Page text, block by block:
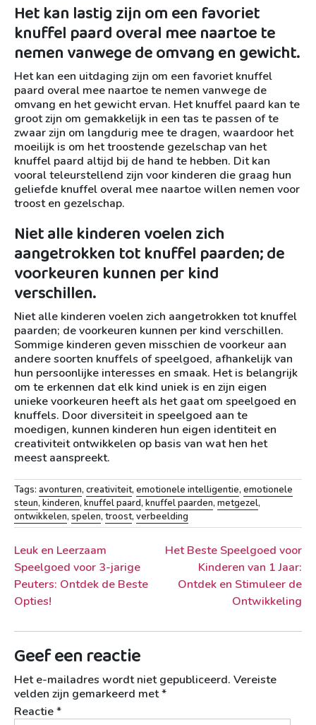
Het kan lastig zijn om een favoriet
knuffel paard overal mee naartoe te
nemen vanwege de omvang en gewicht.
Het kan een uitdaging zijn om een favoriet knuffel
paard overal mee naartoe te nemen vanwege de
omvang en het gewicht ervan. Het knuffel paard kan te
groot zijn om gemakkelijk in een tas te passen of te
zwaar zijn om langdurig mee te dragen, waardoor het
moeilijk is om het troostende gezelschap van het
knuffel paard altijd bij de hand te hebben. Dit kan
vooral teleurstellend zijn voor kinderen die graag hun
geliefde knuffel overal mee naartoe willen nemen voor
troost en gezelschap.
Niet alle kinderen voelen zich
aangetrokken tot knuffel paarden; de
voorkeuren kunnen per kind
verschillen.
Niet alle kinderen voelen zich aangetrokken tot knuffel
paarden; de voorkeuren kunnen per kind verschillen.
Sommige kinderen geven misschien de voorkeur aan
andere soorten knuffels of speelgoed, afhankelijk van
hun persoonlijke interesses en smaak. Het is belangrijk
om te erkennen dat elk kind uniek is en zijn eigen
unieke voorkeuren heeft als het gaat om speelgoed en
knuffels. Door diversiteit in speelgoed aan te
moedigen, kunnen kinderen hun eigen identiteit en
creativiteit ontwikkelen op basis van wat hen het
meest aanspreekt.
Tags: avonturen, creativiteit, emotionele intelligentie, emotionele
steun, kinderen, knuffel paard, knuffel paarden, metgezel,
ontwikkelen, spelen, troost, verbeelding
Berichtnavigatie
Leuk en Leerzaam
Speelgoed voor 3-jarige
Peuters: Ontdek de Beste
Opties!
Het Beste Speelgoed voor
Kinderen van 1 Jaar:
Ontdek en Stimuleer de
Ontwikkeling
Geef een reactie
Het e-mailadres wordt niet gepubliceerd. Vereiste
velden zijn gemarkeerd met*
Reactie*